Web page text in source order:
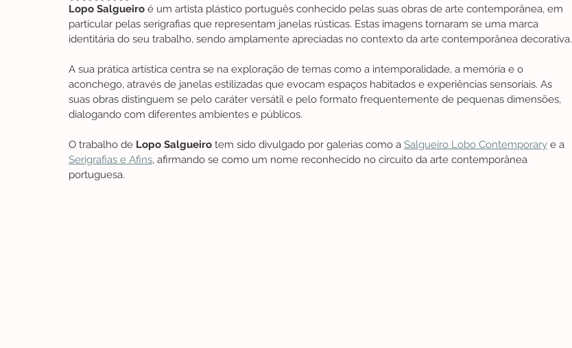
Lopo Salgueiro é um artista plástico português conhecido pelas suas obras de arte contemporânea, em
particular pelas serigrafias que representam janelas rústicas. Estas imagens tornaram se uma marca
identitária do seu trabalho, sendo amplamente apreciadas no contexto da arte contemporânea decorativa.
A sua prática artística centra se na exploração de temas como a intemporalidade, a memória e o
aconchego, através de janelas estilizadas que evocam espaços habitados e experiências sensoriais. As
suas obras distinguem se pelo caráter versátil e pelo formato frequentemente de pequenas dimensões,
dialogando com diferentes ambientes e públicos.
O trabalho de Lopo Salgueiro tem sido divulgado por galerias como a Salgueiro Lobo Contemporary e a
Serigrafias e Afins, afirmando se como um nome reconhecido no circuito da arte contemporânea
portuguesa.